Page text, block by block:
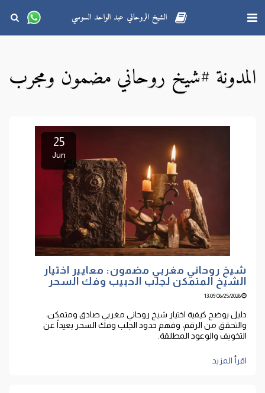
الشيخ الروحاني عبد الواحد السوسي
المدونة #شيخ روحاني مضمون ومجرب
25
Jun
شيخ روحاني مغربي مضمون: معايير اختيار
الشيخ المتمكن لجلب الحبيب وفك السحر
06/25/2026 13:09
دليل يوضح كيفية اختيار شيخ روحاني مغربي صادق ومتمكن،
والتحقق من الرقم، وفهم حدود الجلب وفك السحر بعيداً عن
التخويف والوعود المطلقة.
اقرأ المزيد